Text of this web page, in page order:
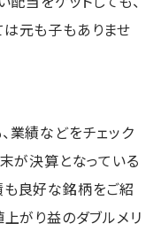
元も子もありませ
業績などをチェック
が決算となっている
も良好な銘柄をご紹
上がり益のダブルメリ